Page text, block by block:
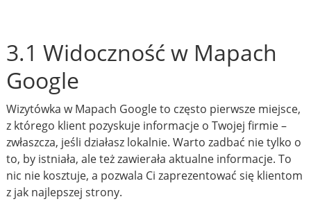
3.1 Widoczność w Mapach
Google
Wizytówka w Mapach Google to często pierwsze miejsce,
z którego klient pozyskuje informacje o Twojej firmie –
zwłaszcza, jeśli działasz lokalnie. Warto zadbać nie tylko o
to, by istniała, ale też zawierała aktualne informacje. To
nic nie kosztuje, a pozwala Ci zaprezentować się klientom
z jak najlepszej strony.